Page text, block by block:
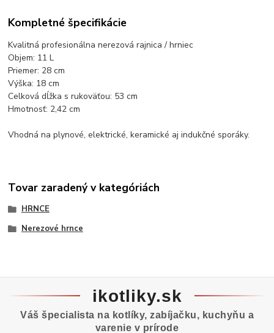
Kompletné špecifikácie
Kvalitná profesionálna nerezová rajnica / hrniec
Objem: 11 L
Priemer: 28 cm
Výška: 18 cm
Celková dĺžka s rukoväťou: 53 cm
Hmotnosť: 2,42 cm
Vhodná na plynové, elektrické, keramické aj indukčné sporáky.
Tovar zaradený v kategóriách
HRNCE
Nerezové hrnce
ikotliky.sk
Váš špecialista na kotlíky, zabíjačku, kuchyňu a
varenie v prírode